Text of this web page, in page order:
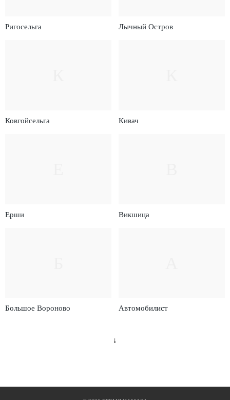
Ригосельга Лычный Остров
Ковгойсельга Кивач
Ерши Викшица
Большое Вороново Автомобилист
↓